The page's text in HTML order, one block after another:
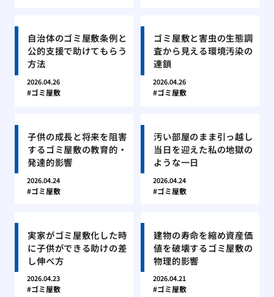
自治体のゴミ屋敷条例と
公的支援で助けてもらう
方法
2026.04.26
ゴミ屋敷
ゴミ屋敷と害虫の生態調
査から見える環境汚染の
連鎖
2026.04.26
ゴミ屋敷
子供の成長と将来を阻害
するゴミ屋敷の教育的・
発達的影響
2026.04.24
ゴミ屋敷
汚い部屋のまま引っ越し
当日を迎えた私の地獄の
ような一日
2026.04.24
ゴミ屋敷
実家がゴミ屋敷化した時
に子供ができる助けの差
し伸べ方
2026.04.23
ゴミ屋敷
建物の寿命を縮め資産価
値を破壊するゴミ屋敷の
物理的影響
2026.04.21
ゴミ屋敷